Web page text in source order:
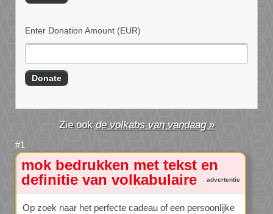
Enter Donation Amount (EUR)
de volkabs van vandaag »
mok bedrukken met tekst en
definitie van volkabulaire
Op zoek naar het perfecte cadeau of een persoonlijke